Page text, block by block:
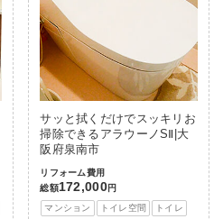
サッと拭くだけでスッキリお
掃除できるアラウーノSⅡ|大
阪府泉南市
リフォーム費用
総額172,000円
マンション
トイレ空間 トイレ